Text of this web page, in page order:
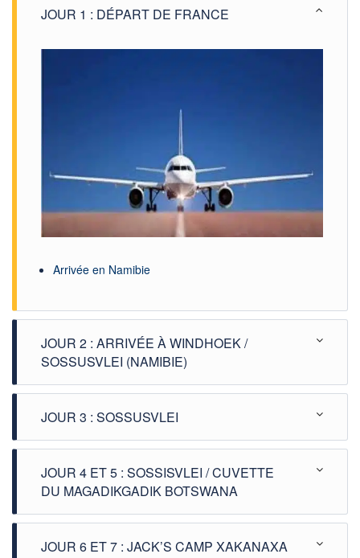
JOUR 1 : DÉPART DE FRANCE
Arrivée en Namibie
JOUR 2 : ARRIVÉE À WINDHOEK /
SOSSUSVLEI (NAMIBIE)
JOUR 3 : SOSSUSVLEI
JOUR 4 ET 5 : SOSSISVLEI / CUVETTE
DU MAGADIKGADIK BOTSWANA
JOUR 6 ET 7 : JACK’S CAMP XAKANAXA